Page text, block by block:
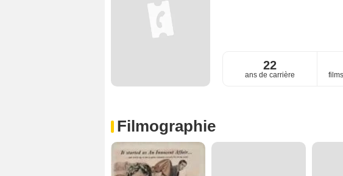
22
ans de carrière
Filmographie